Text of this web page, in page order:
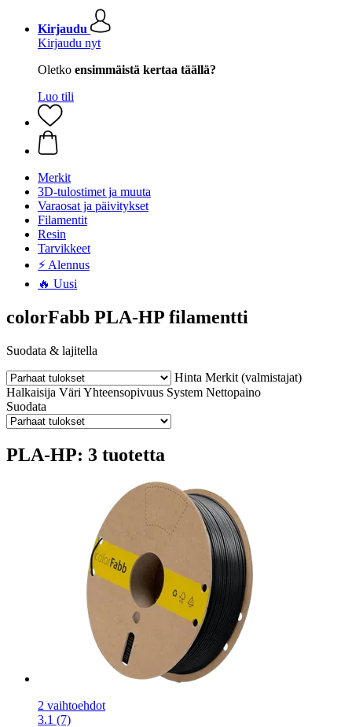
Kirjaudu
Kirjaudu nyt
Oletko ensimmäistä kertaa täällä?
Luo tili
Merkit
3D-tulostimet ja muuta
Varaosat ja päivitykset
Filamentit
Resin
Tarvikkeet
⚡ Alennus
🔥 Uusi
colorFabb PLA-HP filamentti
Suodata & lajitella
Hinta Merkit (valmistajat)
Halkaisija Väri Yhteensopivuus System Nettopaino
Suodata
PLA-HP: 3 tuotetta
2 vaihtoehdot
3.1 (7)